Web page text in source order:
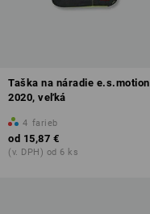
Taška na náradie e.s.motion
2020, veľká
4 farieb
od 15,87 €
(v. DPH) od 6 ks